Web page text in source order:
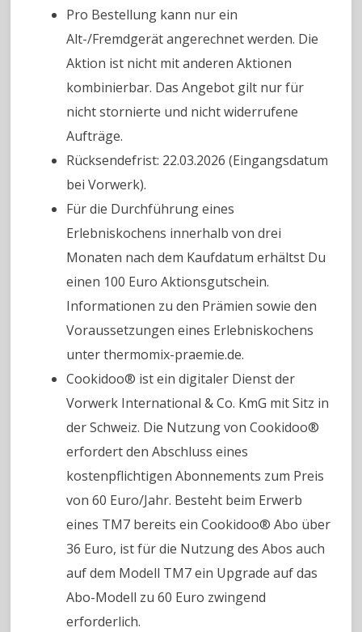
Pro Bestellung kann nur ein
Alt-/Fremdgerät angerechnet werden. Die
Aktion ist nicht mit anderen Aktionen
kombinierbar. Das Angebot gilt nur für
nicht stornierte und nicht widerrufene
Aufträge.
Rücksendefrist: 22.03.2026 (Eingangsdatum
bei Vorwerk).
Für die Durchführung eines
Erlebniskochens innerhalb von drei
Monaten nach dem Kaufdatum erhältst Du
einen 100 Euro Aktionsgutschein.
Informationen zu den Prämien sowie den
Voraussetzungen eines Erlebniskochens
unter thermomix-praemie.de.
Cookidoo® ist ein digitaler Dienst der
Vorwerk International & Co. KmG mit Sitz in
der Schweiz. Die Nutzung von Cookidoo®
erfordert den Abschluss eines
kostenpflichtigen Abonnements zum Preis
von 60 Euro/Jahr. Besteht beim Erwerb
eines TM7 bereits ein Cookidoo® Abo über
36 Euro, ist für die Nutzung des Abos auch
auf dem Modell TM7 ein Upgrade auf das
Abo-Modell zu 60 Euro zwingend
erforderlich.